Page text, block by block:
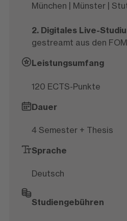
München | Münster |
2. Digitales Live-
gestreamt aus den
Leistungsumfang
120 ECTS-Punkte
Dauer
4 Semester + Thesis
Sprache
Deutsch
Studiengebühren